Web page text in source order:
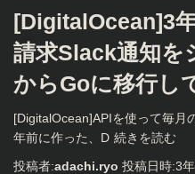
[DigitalOcean]3
請求Slack通知を
からGoに移行し
[DigitalOcean]APIを使って毎月
年前に作った、D 続きを読む
投稿者:adachi.ryo 投稿日時:3年